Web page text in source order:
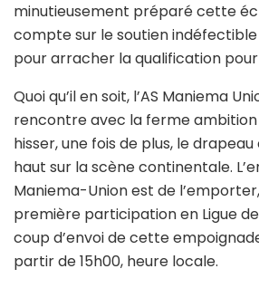
minutieusement préparé cette
compte sur le soutien
pour arracher la qualification
Quoi qu’il en soit, l’AS Maniema
rencontre avec la ferme
hisser, une fois de plus, le
haut sur la scène continentale.
Maniema-Union est de
première participation en Ligue
coup d’envoi de cette
partir de 15h00, heure locale.